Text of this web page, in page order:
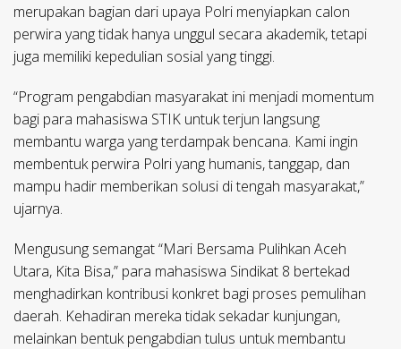
merupakan bagian dari upaya Polri menyiapkan calon
perwira yang tidak hanya unggul secara akademik, tetapi
juga memiliki kepedulian sosial yang tinggi.
“Program pengabdian masyarakat ini menjadi momentum
bagi para mahasiswa STIK untuk terjun langsung
membantu warga yang terdampak bencana. Kami ingin
membentuk perwira Polri yang humanis, tanggap, dan
mampu hadir memberikan solusi di tengah masyarakat,”
ujarnya.
Mengusung semangat “Mari Bersama Pulihkan Aceh
Utara, Kita Bisa,” para mahasiswa Sindikat 8 bertekad
menghadirkan kontribusi konkret bagi proses pemulihan
daerah. Kehadiran mereka tidak sekadar kunjungan,
melainkan bentuk pengabdian tulus untuk membantu